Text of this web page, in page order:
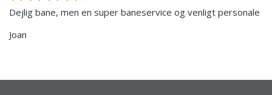
Dejlig bane, men en super baneservice og venligt personale
Joan